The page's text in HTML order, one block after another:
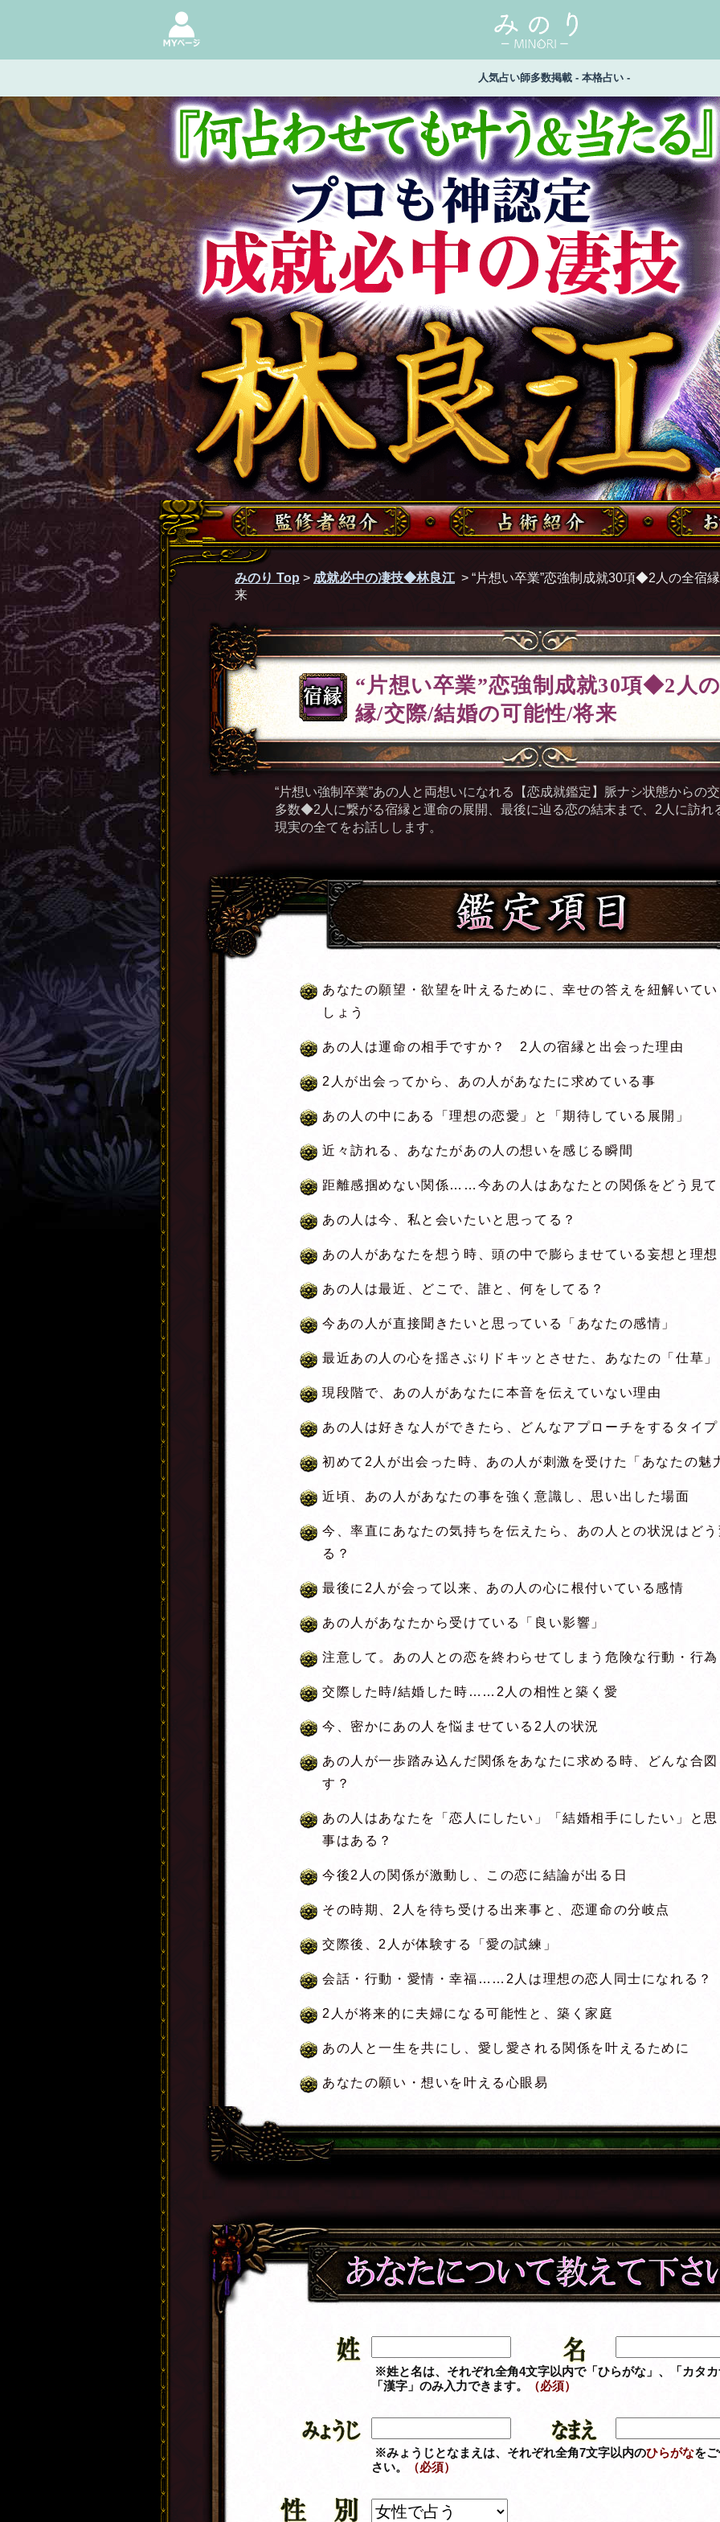
人気占い師多数掲載 - 本格占い -
みのり Top > 成就必中の凄技◆林良江 > “片想い卒業”恋強制成就30項◆2人の全宿
来
“片想い卒業”恋強制成就30項◆2人
縁/交際/結婚の可能性/将来
“片想い強制卒業”あの人と両想いになれる【恋成就鑑定】脈ナシ状態からの
多数◆2人に繋がる宿縁と運命の展開、最後に辿る恋の結末まで、2人に訪れ
現実の全てをお話しします。
あなたの願望・欲望を叶えるために、幸せの答えを紐解いて
しょう
あの人は運命の相手ですか？ 2人の宿縁と出会った理由
2人が出会ってから、あの人があなたに求めている事
あの人の中にある「理想の恋愛」と「期待している展開」
近々訪れる、あなたがあの人の想いを感じる瞬間
距離感掴めない関係……今あの人はあなたとの関係をどう見
あの人は今、私と会いたいと思ってる？
あの人があなたを想う時、頭の中で膨らませている妄想と理想
あの人は最近、どこで、誰と、何をしてる？
今あの人が直接聞きたいと思っている「あなたの感情」
最近あの人の心を揺さぶりドキッとさせた、あなたの「仕草」
現段階で、あの人があなたに本音を伝えていない理由
あの人は好きな人ができたら、どんなアプローチをするタイ
初めて2人が出会った時、あの人が刺激を受けた「あなたの魅
近頃、あの人があなたの事を強く意識し、思い出した場面
今、率直にあなたの気持ちを伝えたら、あの人との状況はど
る？
最後に2人が会って以来、あの人の心に根付いている感情
あの人があなたから受けている「良い影響」
注意して。あの人との恋を終わらせてしまう危険な行動・行為
交際した時/結婚した時……2人の相性と築く愛
今、密かにあの人を悩ませている2人の状況
あの人が一歩踏み込んだ関係をあなたに求める時、どんな合
す？
あの人はあなたを「恋人にしたい」「結婚相手にしたい」と
事はある？
今後2人の関係が激動し、この恋に結論が出る日
その時期、2人を待ち受ける出来事と、恋運命の分岐点
交際後、2人が体験する「愛の試練」
会話・行動・愛情・幸福……2人は理想の恋人同士になれる？
2人が将来的に夫婦になる可能性と、築く家庭
あの人と一生を共にし、愛し愛される関係を叶えるために
あなたの願い・想いを叶える心眼易
※姓と名は、それぞれ全角4文字以内で「ひらがな」、「カタ
「漢字」のみ入力できます。
（必須）
※みょうじとなまえは、それぞれ全角7文字以内のひらがなを
さい。
（必須）